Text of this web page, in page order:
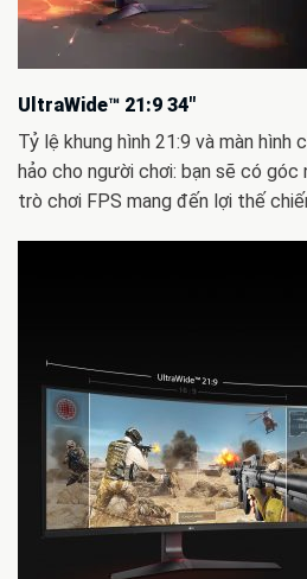
UltraWide™ 21:9 34″
Tỷ lệ khung hình 21:9 và màn hình
hảo cho người chơi: bạn sẽ có góc
trò chơi FPS mang đến lợi thế